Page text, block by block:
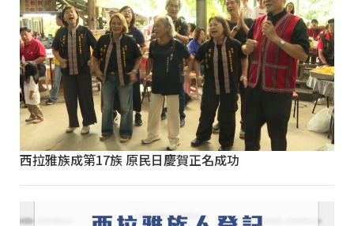
西拉雅族成第17族 原民日慶賀正名成功